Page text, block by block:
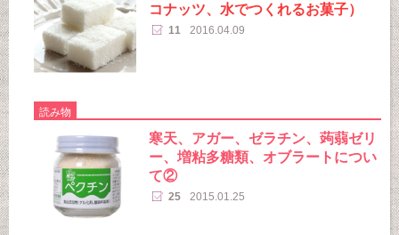
コナッツ、水でつくれるお菓子）
11 2016.04.09
読み物
寒天、アガー、ゼラチン、蒟蒻ゼリ
ー、増粘多糖類、オブラートについ
て②
25 2015.01.25